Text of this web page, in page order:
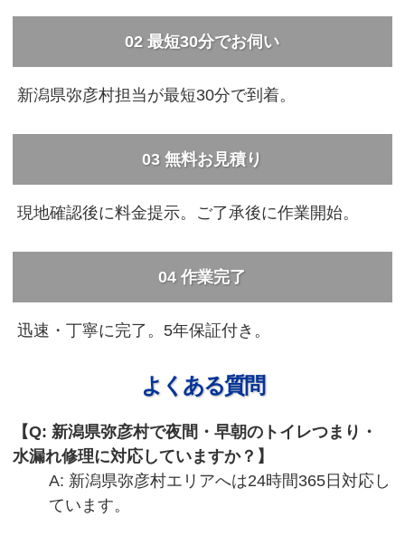
02 最短30分でお伺い
新潟県弥彦村担当が最短30分で到着。
03 無料お見積り
現地確認後に料金提示。ご了承後に作業開始。
04 作業完了
迅速・丁寧に完了。5年保証付き。
よくある質問
Q: 新潟県弥彦村で夜間・早朝のトイレつまり・
水漏れ修理に対応していますか？
A: 新潟県弥彦村エリアへは24時間365日対応し
ています。